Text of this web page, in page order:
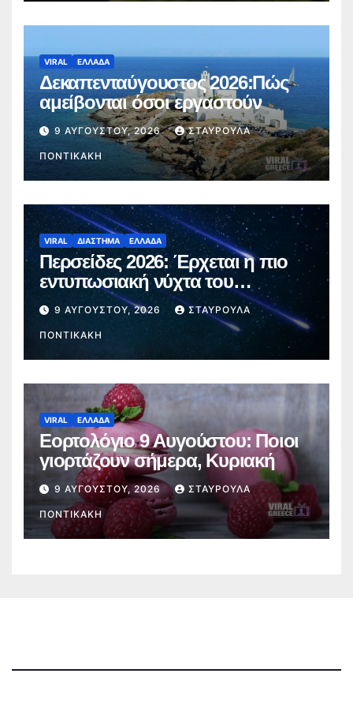
VIRAL ΕΛΛΑΔΑ
Δεκαπενταύγουστος 2026:Πώς
αμείβονται όσοι εργαστούν
9 ΑΥΓΟΎΣΤΟΥ, 2026 ΣΤΑΥΡΟΎΛΑ
ΠΟΝΤΙΚΆΚΗ
VIRAL ΔΙΑΣΤΗΜΑ ΕΛΛΑΔΑ
Περσείδες 2026: Έρχεται η πιο
εντυπωσιακή νύχτα του
καλοκαιριού – Πότε θα δούμε τα
«πεφταστέρια»
9 ΑΥΓΟΎΣΤΟΥ, 2026 ΣΤΑΥΡΟΎΛΑ
ΠΟΝΤΙΚΆΚΗ
VIRAL ΕΛΛΑΔΑ
Εορτολόγιο 9 Αυγούστου: Ποιοι
γιορτάζουν σήμερα, Κυριακή
9 ΑΥΓΟΎΣΤΟΥ, 2026 ΣΤΑΥΡΟΎΛΑ
ΠΟΝΤΙΚΆΚΗ